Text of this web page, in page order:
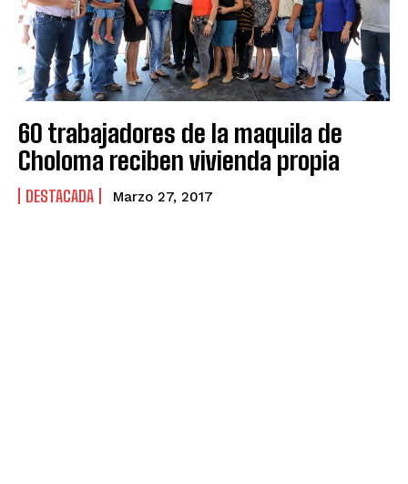
60 trabajadores de la maquila de
Choloma reciben vivienda propia
DESTACADA Marzo 27, 2017